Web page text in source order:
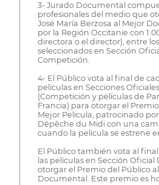
3- Jurado Documental
profesionales del medio que
José María Berzosa al Mejor
por la Región Occitanie con
directora o el director), entre
seleccionados en Sección
Competición.
4- El Público vota al final de
películas en Secciones
(Competición y películas de
Francia) para otorgar el
Mejor Película, patrocinado
Dépêche du Midi con una
cuando la película se estrene
El Público también vota al
las películas en Sección
otorgar el Premio del Público
Documental. Este premio es